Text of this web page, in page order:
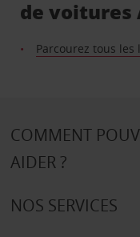
de voitures
Parcourez tous
COMMENT
AIDER ?
NOS SERVICES